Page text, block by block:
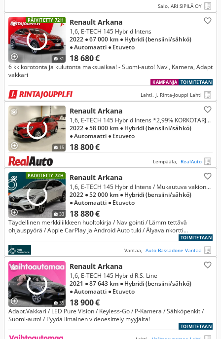
Salo, ARI SIPILÄ OY
PÄIVITETTY 72H
31
Renault Arkana
18 680 €
1,6, E-TECH 145 Hybrid Intens
2022 ● 67 000 km ● Hybridi (bensiini/sähkö)
● Automaatti ● Etuveto
6 kk korotonta ja kulutonta maksuaikaa! - Suomi-auto! Navi, Kamera, Adapt
vakkari
TOIMITETAAN
KAMPANJA
Lahti, J. Rinta-Jouppi Lahti
15
Renault Arkana
18 800 €
1,6, E-TECH 145 Hybrid Intens *2,99% KORKOTARJOUS *Akkutakuu *ACC *Kamera *Automaattipitkät *Kaista-avustin
2022 ● 58 000 km ● Hybridi (bensiini/sähkö)
● Automaatti ● Etuveto
Lempäälä, RealAuto
PÄIVITETTY 72H
33
Renault Arkana
18 880 €
1,6, E-TECH 145 Hybrid Intens / Mukautuva vakionopeudensäädin / Peruutuskamera / LED ++ *** Korkotarjous 1,49% + kulut
2022 ● 52 000 km ● Hybridi (bensiini/sähkö)
● Automaatti ● Etuveto
Täydellinen merkkiliikkeen huoltokirja / Navigointi / Lämmitettävä
ohjauspyörä / Apple CarPlay ja Android Auto tuki / Älyavainkortti
TOIMITETAAN
Vantaa, Auto Bassadone Vantaa
35
Renault Arkana
18 900 €
1,6, E-TECH 145 Hybrid R.S. Line
2021 ● 87 643 km ● Hybridi (bensiini/sähkö)
● Automaatti ● Etuveto
Adapt.Vakkari / LED Pure Vision / Keyless-Go / P-Kamera / Sähköpenkit /
Suomi-auto! / Pyydä ilmainen videoesittely myyjältä!
TOIMITETAAN